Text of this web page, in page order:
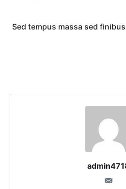
Sed tempus massa sed